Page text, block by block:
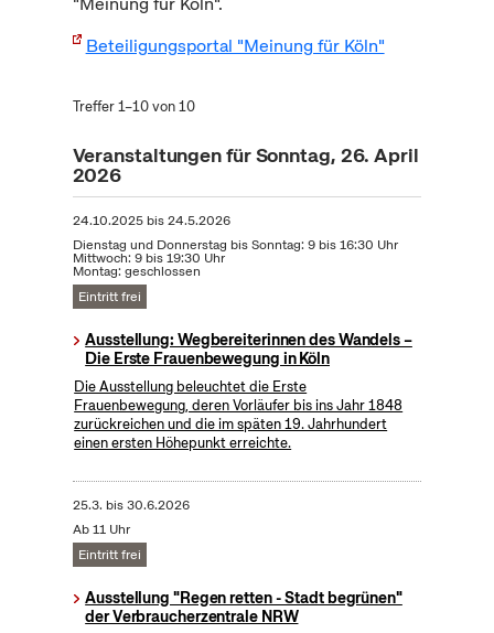
Beteiligungsportal "Meinung für Köln"
Treffer 1–10 von 10
Veranstaltungen für Sonntag, 26. April
2026
24.10.2025bis24.5.2026
Dienstag und Donnerstag bis Sonntag: 9 bis 16:30 Uhr
Mittwoch: 9 bis 19:30 Uhr
Montag: geschlossen
Eintritt frei
Ausstellung: Wegbereiterinnen des Wandels –
Die Erste Frauenbewegung in Köln
Die Ausstellung beleuchtet die Erste
Frauenbewegung, deren Vorläufer bis ins Jahr 1848
zurückreichen und die im späten 19. Jahrhundert
einen ersten Höhepunkt erreichte.
25.3. bis30.6.2026
Ab 11 Uhr
Eintritt frei
Ausstellung "Regen retten - Stadt begrünen"
der Verbraucherzentrale NRW